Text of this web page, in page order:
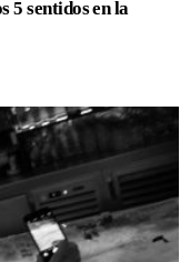
5 sentidos en la